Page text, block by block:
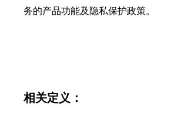
务的产品功能及隐私保护政策。
相关定义：